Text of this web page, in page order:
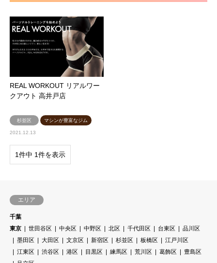
REAL WORKOUT リアルワー
クアウト 高井戸店
杉並区 マシンが豊富なジム
2021.12.13
1件中 1件を表示
エリア
千葉
東京
世田谷区 中央区 中野区 北区 千代田区 台東区
品川区
墨田区
大田区 文京区 新宿区 杉並区 板橋区
江戸川区
江東区
渋谷区 港区 目黒区 練馬区 荒川区 葛飾区
豊島区